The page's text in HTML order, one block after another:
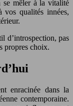
se mêler à la vitalité
qualités innées,
d’introspection, pas
propres choix.
enracinée dans la
contemporaine.